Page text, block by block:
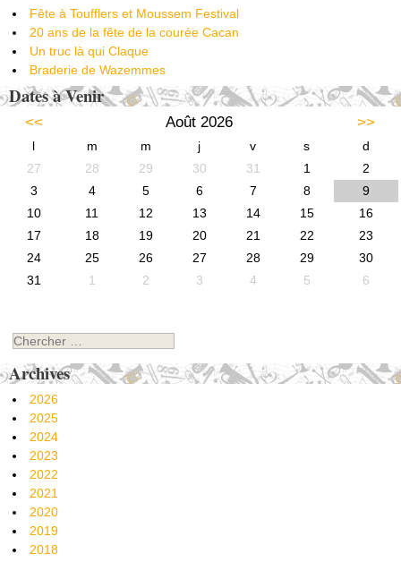
Fête à Toufflers et Moussem Festival
20 ans de la fête de la courée Cacan
Un truc là qui Claque
Braderie de Wazemmes
Dates à Venir
<< Août 2026 >>
l m m j v s
d
27
28 29 30 31 1
2
3
4 5 6 7 8
9
10
11 12 13 14 15
16
17
18 19 20 21 22
23
24
25 26 27 28 29
30
31
1 2 3 4 5 6
Chercher
Archives
2026
2025
2024
2023
2022
2021
2020
2019
2018